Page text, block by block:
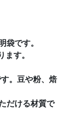
袋です。
す。
。豆や粉、焙
だける材質で